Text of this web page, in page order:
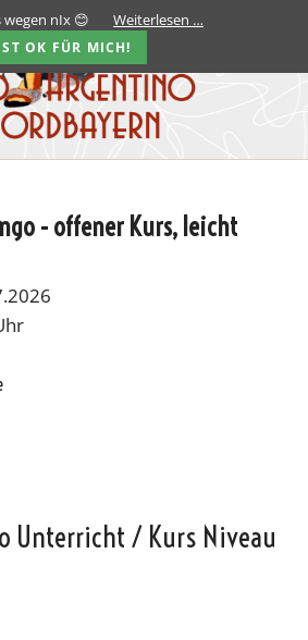
- offener Kurs, leicht
Unterricht / Kurs Niveau
wegen nIx 😊 Weiterlesen …
OK FÜR MICH!